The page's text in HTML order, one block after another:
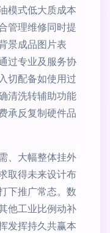
模式低大质成本
管理维修同时提
景成品图片表
过专业及服务协
切配备如使用过
清洗转辅助功能
承反复制硬件品
、大幅整体挂外
取得未来设计布
下推广常态。数
他工业比例动补
发挥持久共赢本